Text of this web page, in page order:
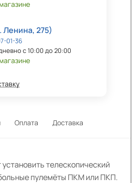
Ленина, 275)
01-36
с 10:00 до 20:00
Оплата Доставка
телескопический
пулемёты ПКМ или ПКП.